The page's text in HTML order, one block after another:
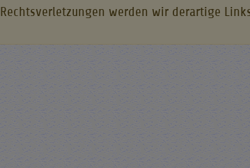
Rechtsverletzungen werden wir derartige